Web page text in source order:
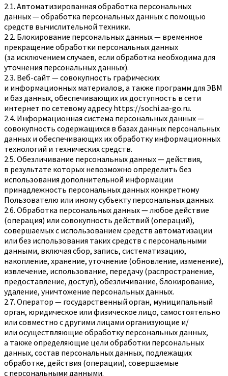
2.1. Автоматизированная обработка персональных
данных — обработка персональных данных с помощью
средств вычислительной техники.
2.2. Блокирование персональных данных — временное
прекращение обработки персональных данных
(за исключением случаев, если обработка необходима для
уточнения персональных данных).
2.3. Веб-сайт — совокупность графических
и информационных материалов, а также программ для ЭВМ
и баз данных, обеспечивающих их доступность в сети
интернет по сетевому адресуhttps://sochi.aa-go.ru.
2.4. Информационная система персональных данных —
совокупность содержащихся в базах данных персональных
данных и обеспечивающих их обработку информационных
технологий и технических средств.
2.5. Обезличивание персональных данных — действия,
в результате которых невозможно определить без
использования дополнительной информации
принадлежность персональных данных конкретному
Пользователю или иному субъекту персональных данных.
2.6. Обработка персональных данных — любое действие
(операция) или совокупность действий (операций),
совершаемых с использованием средств автоматизации
или без использования таких средств с персональными
данными, включая сбор, запись, систематизацию,
накопление, хранение, уточнение (обновление, изменение),
извлечение, использование, передачу (распространение,
предоставление, доступ), обезличивание, блокирование,
удаление, уничтожение персональных данных.
2.7. Оператор — государственный орган, муниципальный
орган, юридическое или физическое лицо, самостоятельно
или совместно с другими лицами организующие и/
или осуществляющие обработку персональных данных,
а также определяющие цели обработки персональных
данных, состав персональных данных, подлежащих
обработке, действия (операции), совершаемые
с персональными данными.